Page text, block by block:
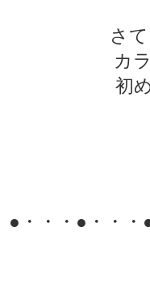
さ
カ
初
●・・・●・・